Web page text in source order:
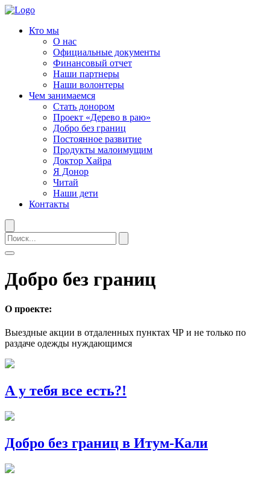
Кто мы
О нас
Официальные документы
Финансовый отчет
Наши партнеры
Наши волонтеры
Чем занимаемся
Стать донором
Проект «Дерево в раю»
Добро без границ
Постоянное развитие
Продукты малоимущим
Доктор Хайра
Я Донор
Читай
Наши дети
Контакты
Добро без границ
О проекте:
Выездные акции в отдаленных пунктах ЧР и не только по
раздаче одежды нуждающимся
А у тебя все есть?!
Добро без границ в Итум-Кали